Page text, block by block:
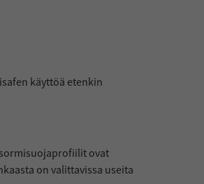
käyttöä etenkin
ovat
on valittavissa useita